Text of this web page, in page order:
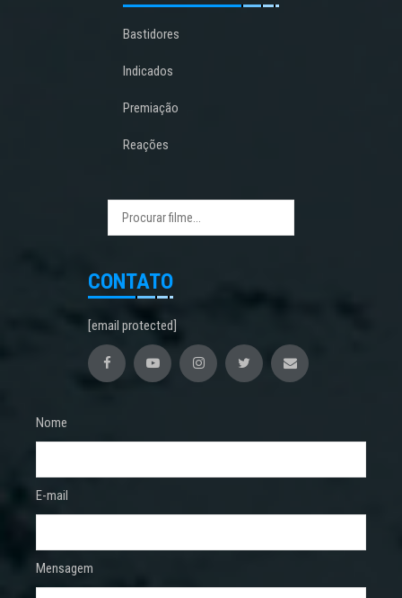
Bastidores
Indicados
Premiação
Reações
CONTATO
[email protected]
Nome
E-mail
Mensagem